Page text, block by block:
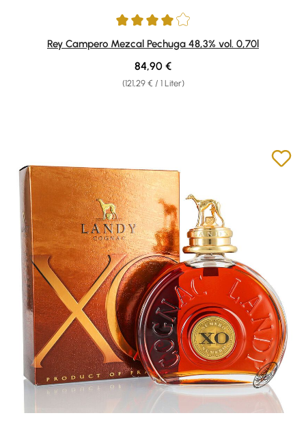
Durchschnittliche Bewertung von 4 von 5 Sternen
Rey Campero Mezcal Pechuga 48,3% vol. 0,70l
(121,29 € / 1 Liter)
Regulärer Preis:
84,90 €